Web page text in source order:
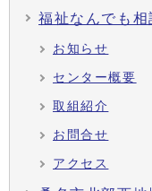
福祉なんでも相
お知らせ
センター概要
取組紹介
お問合せ
アクセス